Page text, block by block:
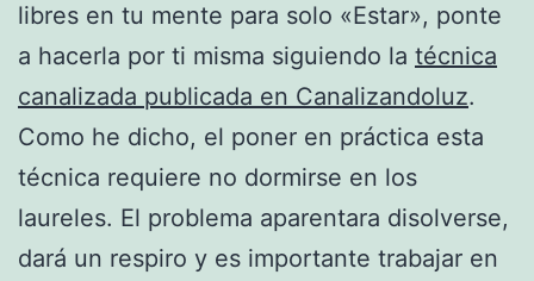
libres en tu mente para solo «Estar», ponte
a hacerla por ti misma siguiendo la técnica
canalizada publicada en Canalizandoluz.
Como he dicho, el poner en práctica esta
técnica requiere no dormirse en los
laureles. El problema aparentara disolverse,
dará un respiro y es importante trabajar en